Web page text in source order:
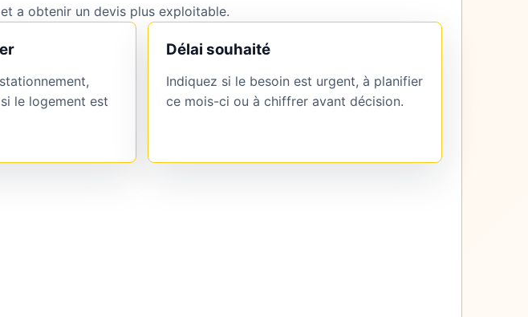
a obtenir un devis plus exploitable.
le logement est
Délai souhaité
Indiquez si le besoin est urgent, à planifier
ce mois-ci ou à chiffrer avant décision.